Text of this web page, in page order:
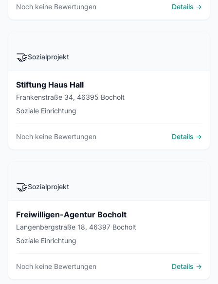
oder Stand ...
Noch keine Bewertungen Details →
🤝Sozialprojekt
Stiftung Haus Hall
Frankenstraße 34, 46395 Bocholt
Soziale Einrichtung
Noch keine Bewertungen Details →
🤝Sozialprojekt
Freiwilligen-Agentur Bocholt
Langenbergstraße 18, 46397 Bocholt
Soziale Einrichtung
Noch keine Bewertungen Details →